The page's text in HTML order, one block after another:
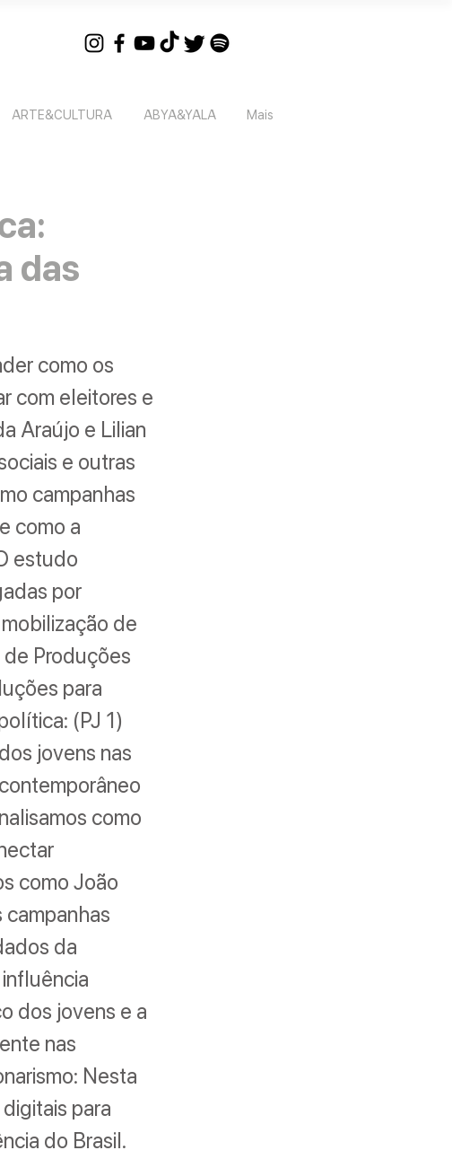
ARTE&CULTURA ABYA&YALA Mais
das
como os
com eleitores e
Araújo e Lilian
e outras
campanhas
como a
estudo
por
de
Produções
para
(PJ 1)
jovens nas
como
como João
campanhas
da
dos jovens e a
nas
Nesta
para
do Brasil.